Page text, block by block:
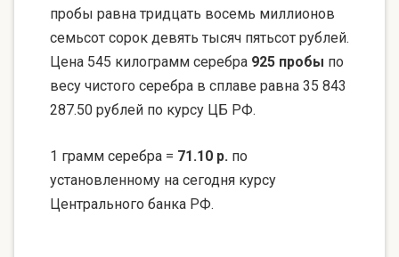
пробы равна тридцать восемь миллионов
семьсот сорок девять тысяч пятьсот рублей.
Цена 545 килограмм серебра 925 пробы по
весу чистого серебра в сплаве равна 35 843
287.50 рублей по курсу ЦБ РФ.
1 грамм серебра = 71.10 р. по
установленному на сегодня курсу
Центрального банка РФ.